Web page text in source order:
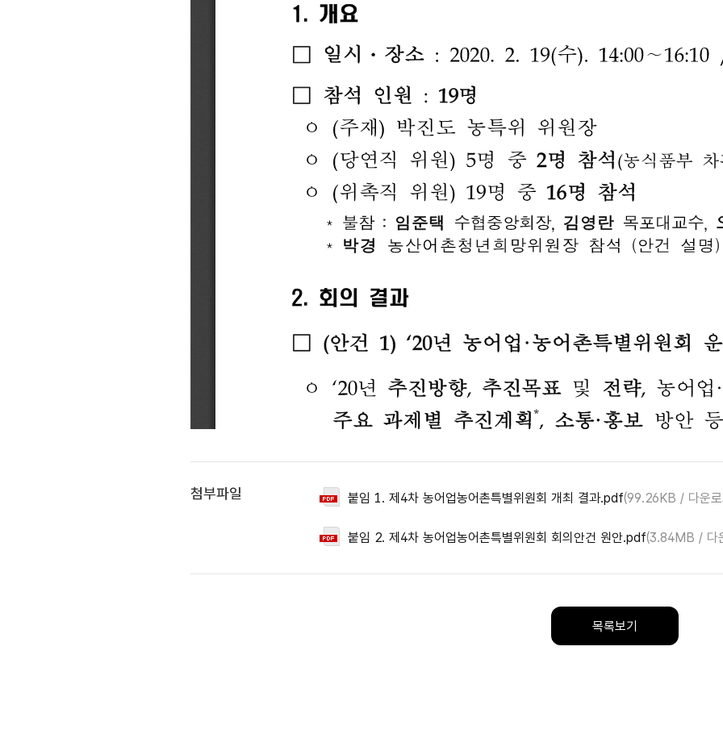
첨부파일 붙임 1. 제4차 농어업농어촌특별위원회 개최 결과.pdf(99.26KB / 다운
붙임 2. 제4차 농어업농어촌특별위원회 회의안건 원안.pdf(3.84MB / 다
목록보기